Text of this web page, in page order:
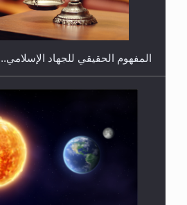
المحجبات؟
المفهوم الحقيقي للجهاد الإسلامي..